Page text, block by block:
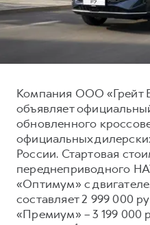
от 2 899 000 ₽
Тест-драйв
Трейд-ин
Кредитный
Страхование
Кредит
КОРПОРАТИВНЫМ
Для малого бизнеса
СЕРВИСНОЕ
Нулевое ТО
Программа «Помощь
Регламенты
Электронный ПТС
ПОДДЕРЖКА
GWM Безопасность
Гарантия HAVAL
Мобильное
О дилере
Наша команда
Контакты
Компания ООО «Грейт
объявляет
обновленного
официальных
России. Стартовая
переднеприводного
«Оптимум» с
составляет 2 999 000
«Премиум» – 3 199 000